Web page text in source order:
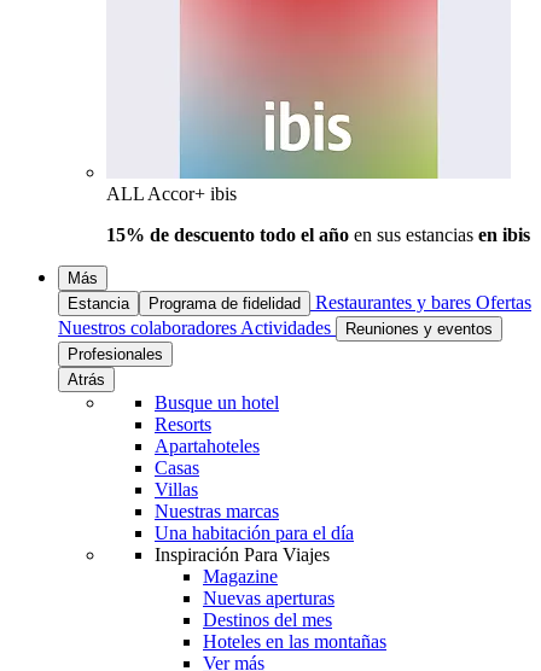
ALL Accor+ ibis
15% de descuento todo el año en sus estancias en ibis
Más
Estancia
Programa de fidelidad Restaurantes y bares Ofertas
Nuestros colaboradores Actividades
Reuniones y eventos
Profesionales
Atrás
Busque un hotel
Resorts
Apartahoteles
Casas
Villas
Nuestras marcas
Una habitación para el día
Inspiración Para Viajes
Magazine
Nuevas aperturas
Destinos del mes
Hoteles en las montañas
Ver más